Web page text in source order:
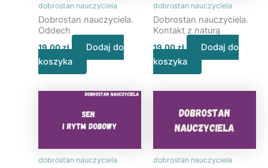
dobrostan nauczyciela
Dobrostan nauczyciela.
Oddech
19,00zł
Dodaj do
koszyka
dobrostan nauczyciela
Dobrostan nauczyciela.
Kontakt z naturą
19,00zł
Dodaj do
koszyka
dobrostan nauczyciela dobrostan nauczyciela